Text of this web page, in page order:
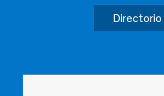
Directorio